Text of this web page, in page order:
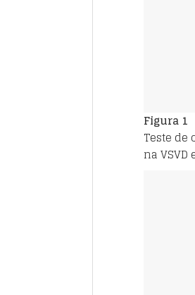
Figura 1
Teste
na